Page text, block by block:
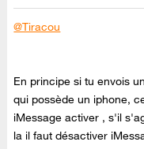
@Tiracou
En principe si tu envois
qui possède un iphone,
iMessage activer , s'il
la il faut désactiver